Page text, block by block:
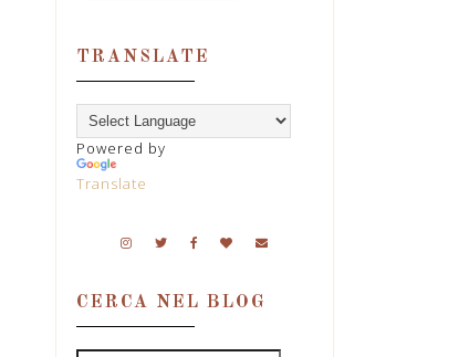
TRANSLATE
Powered by
Translate
CERCA NEL BLOG